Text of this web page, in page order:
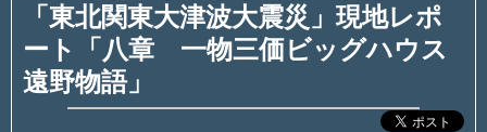
「東北関東大津波大震災」現地レポ
ート「八章 一物三価ビッグハウス
遠野物語」